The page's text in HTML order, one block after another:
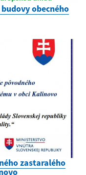
obecného
zastaralého